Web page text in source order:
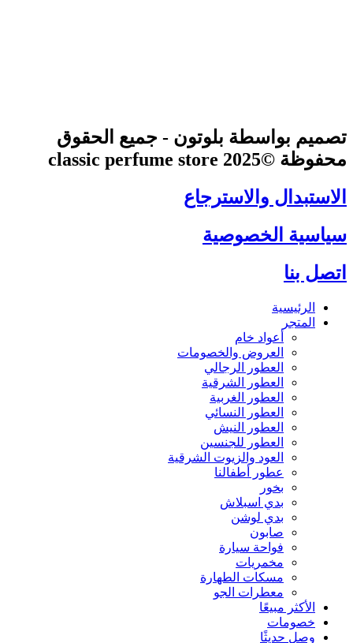
تصميم بواسطة بلوتون - جميع الحقوق
محفوظة ©2025 classic perfume store
الاستبدال والاسترجاع
سياسية الخصوصية
اتصل بنا
الرئيسية
المتجر
أعواد خام
العروض والخصومات
العطور الرجالي
العطور الشرقية
العطور الغربية
العطور النسائي
العطور النيش
العطور للجنسين
العود والزيوت الشرقية
عطور أطفالنا
بخور
بدي اسبلاش
بدي لوشن
صابون
فواحة سيارة
مخمريات
مسكات الطهارة
معطرات الجو
الأكثر مبيعًا
خصومات
وصل حديثًا